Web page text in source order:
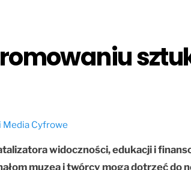
Media Cyfrowe
widoczności, edukacji i
muzea i twórcy mogą dotrzeć do